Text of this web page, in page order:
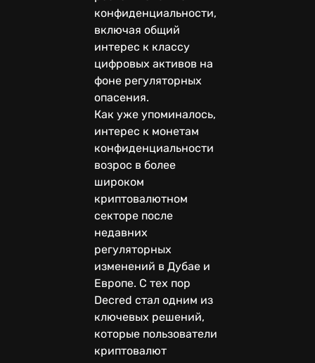
конфиденциальности,
включая общий
интерес к классу
цифровых активов на
фоне регуляторных
опасения.
Как уже упоминалось,
интерес к монетам
конфиденциальности
возрос в более
широком
криптовалютном
секторе после
недавних
регуляторных
изменений в Дубае и
Европе. С тех пор
Decred стал одним из
ключевых решений,
которые пользователи
криптовалют